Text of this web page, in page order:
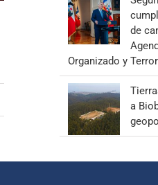
de
Organizado y
a